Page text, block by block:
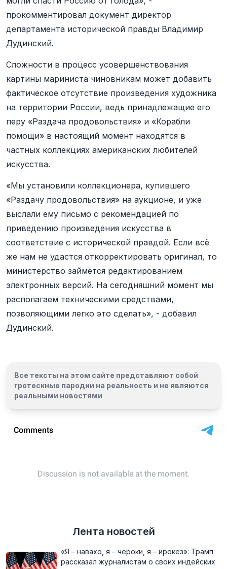
прокомментировал документ директор
департамента исторической правды Владимир
Дудинский.
Сложности в процесс усовершенствования
картины мариниста чиновникам может добавить
фактическое отсутствие произведения художника
на территории России, ведь принадлежащие его
перу «Раздача продовольствия» и «Корабли
помощи» в настоящий момент находятся в
частных коллекциях американских любителей
искусства.
«Мы установили коллекционера, купившего
«Раздачу продовольствия» на аукционе, и уже
выслали ему письмо с рекомендацией по
приведению произведения искусства в
соответствие с исторической правдой. Если всё
же нам не удастся откорректировать оригинал, то
министерство займётся редактированием
электронных версий. На сегодняшний момент мы
располагаем техническими средствами,
позволяющими легко это сделать», - добавил
Дудинский.
Все тексты на этом сайте представляют собой
гротескные пародии на реальность и не являются
реальными новостями
Лента новостей
«Я – навахо, я – чероки, я – ирокез»: Трамп
рассказал журналистам о своих индейских